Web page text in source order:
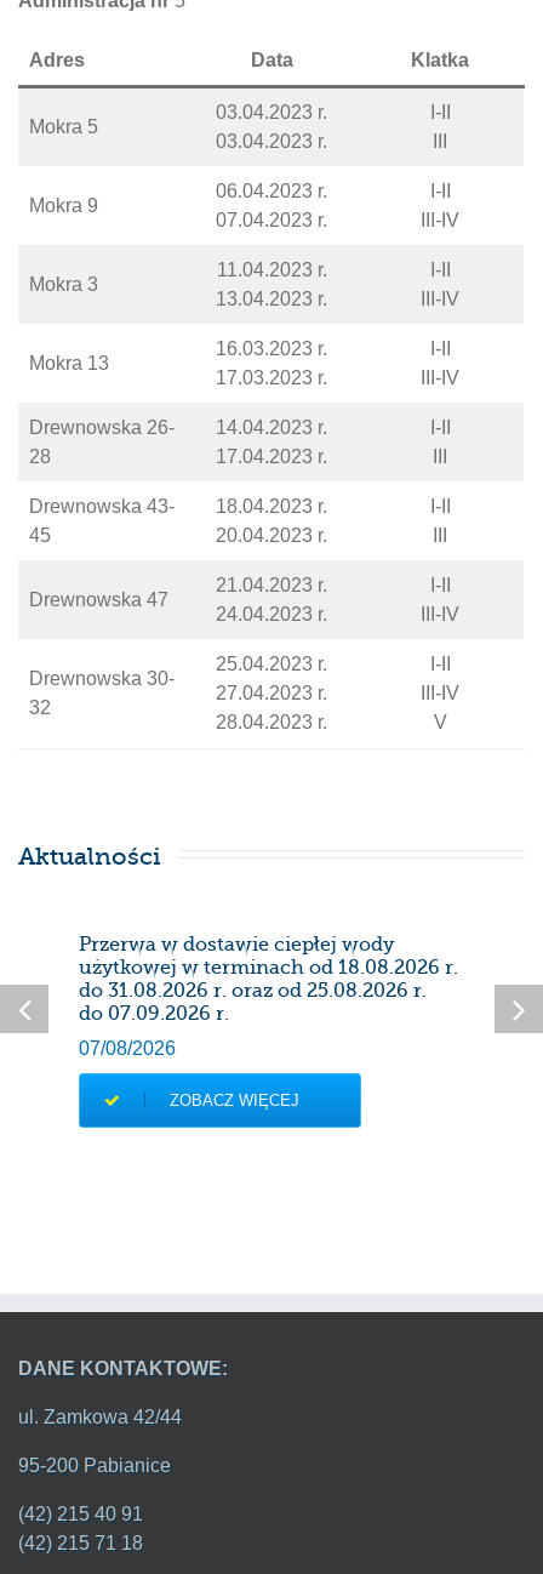
Adres Data Klatka
Mokra 5
03.04.2023 r.
03.04.2023 r.
I-II
Mokra 9
06.04.2023 r.
07.04.2023 r.
I-II
III-IV
Mokra 3
11.04.2023 r.
13.04.2023 r.
I-II
III-IV
Mokra 13
16.03.2023 r.
17.03.2023 r.
I-II
III-IV
Drewnowska 26-
28
14.04.2023 r.
17.04.2023 r.
I-II
Drewnowska 43-
45
18.04.2023 r.
20.04.2023 r.
I-II
Drewnowska 47
21.04.2023 r.
24.04.2023 r.
I-II
III-IV
Drewnowska 30-
32
25.04.2023 r.
27.04.2023 r.
28.04.2023 r.
I-II
III-IV
V
Aktualności
Przerwa w dostawie ciepłej wody
użytkowej w terminach od 18.08.2026 r.
do 31.08.2026 r. oraz od 25.08.2026 r.
do 07.09.2026 r.
07/08/2026
ZOBACZ WIĘCEJ
DANE KONTAKTOWE:
ul. Zamkowa 42/44
95-200 Pabianice
(42) 215 40 91
(42) 215 71 18